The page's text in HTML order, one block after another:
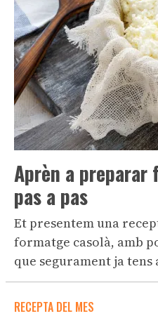
Aprèn a
pas a pas
Et presentem una
formatge casolà, amb
que segurament ja tens
RECEPTA DEL MES